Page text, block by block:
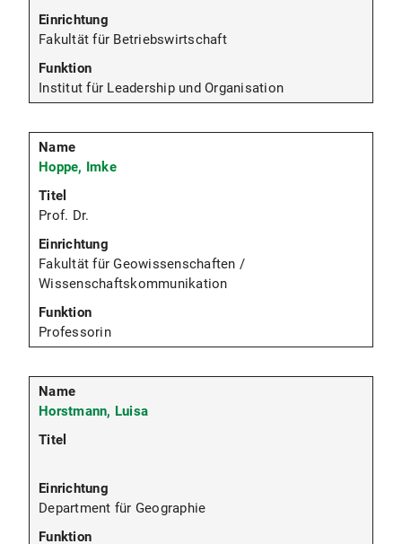
Fakultät für Betriebswirtschaft
Institut für Leadership und Organisation
Hoppe, Imke
Prof. Dr.
Fakultät für Geowissenschaften /
Wissenschaftskommunikation
Professorin
Horstmann, Luisa
Department für Geographie